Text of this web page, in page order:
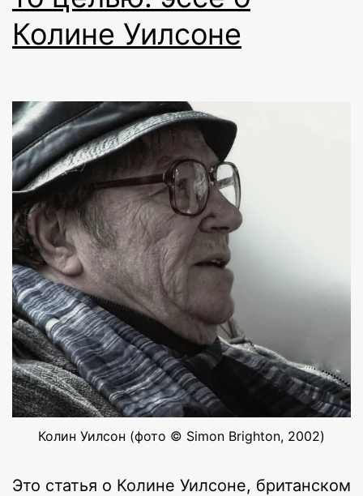
Колине Уилсоне
Колин Уилсон (фото © Simon Brighton, 2002)
Это статья о Колине Уилсоне, британском